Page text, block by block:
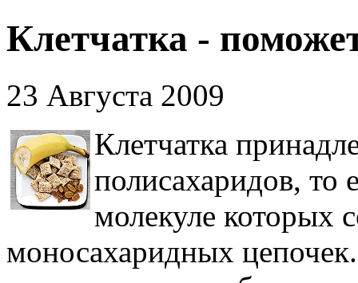
Клетчатка -
23 Августа 2009
Клетчатка
полисахаридов,
молекуле которых
моносахаридных